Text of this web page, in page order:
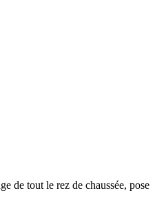
de tout le rez de chaussée, pose